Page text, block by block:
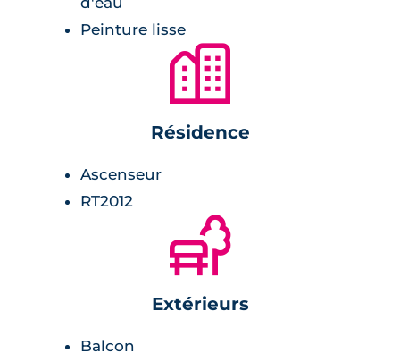
Peinture lisse
🏙
Résidence
Ascenseur
RT2012
🌲
Extérieurs
Balcon